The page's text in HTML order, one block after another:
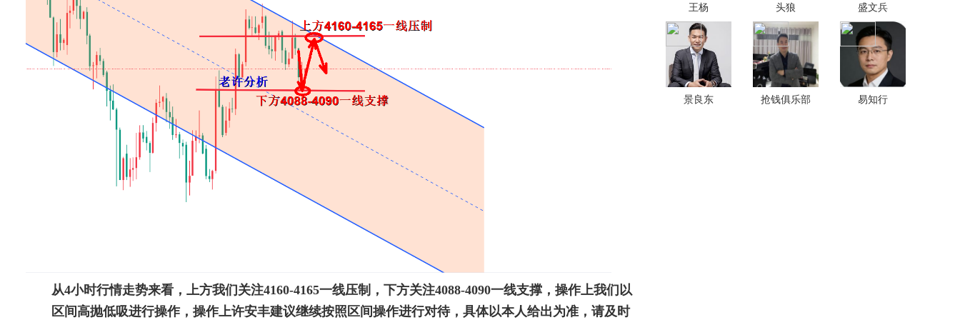
从4小时行情走势来看，上方我们关注4160-4165一线压制，下方关注4088-4090一线支撑，操作上我们以
区间高抛低吸进行操作，操作上许安丰建议继续按照区间操作进行对待，具体以本人给出为准，请及时
王杨 头狼 盛文兵
景良东 抢钱俱乐部 易知行